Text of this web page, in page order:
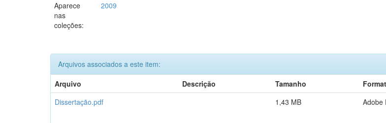
Aparece
nas
coleções:
2009
Arquivos associados a este item:
Arquivo
Descrição Tamanho
Dissertação.pdf
1,43 MB Adobe